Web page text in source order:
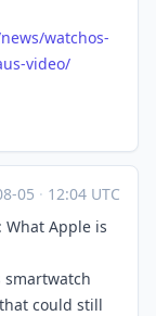
watchos-
video/
05 · 12:04 UTC
What Apple is
could still